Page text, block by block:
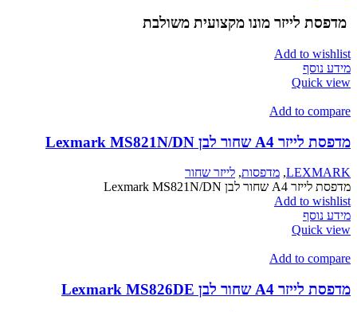
מדפסת לייזר מונו מקצועית משולבת
Add to wishlist
מידע נוסף
Quick view
Add to compare
מדפסת לייזר A4 שחור לבן Lexmark MS821N/DN
LEXMARK
, מדפסות, לייזר שחור
מדפסת לייזר A4 שחור לבן Lexmark MS821N/DN
Add to wishlist
מידע נוסף
Quick view
Add to compare
מדפסת לייזר A4 שחור לבן Lexmark MS826DE